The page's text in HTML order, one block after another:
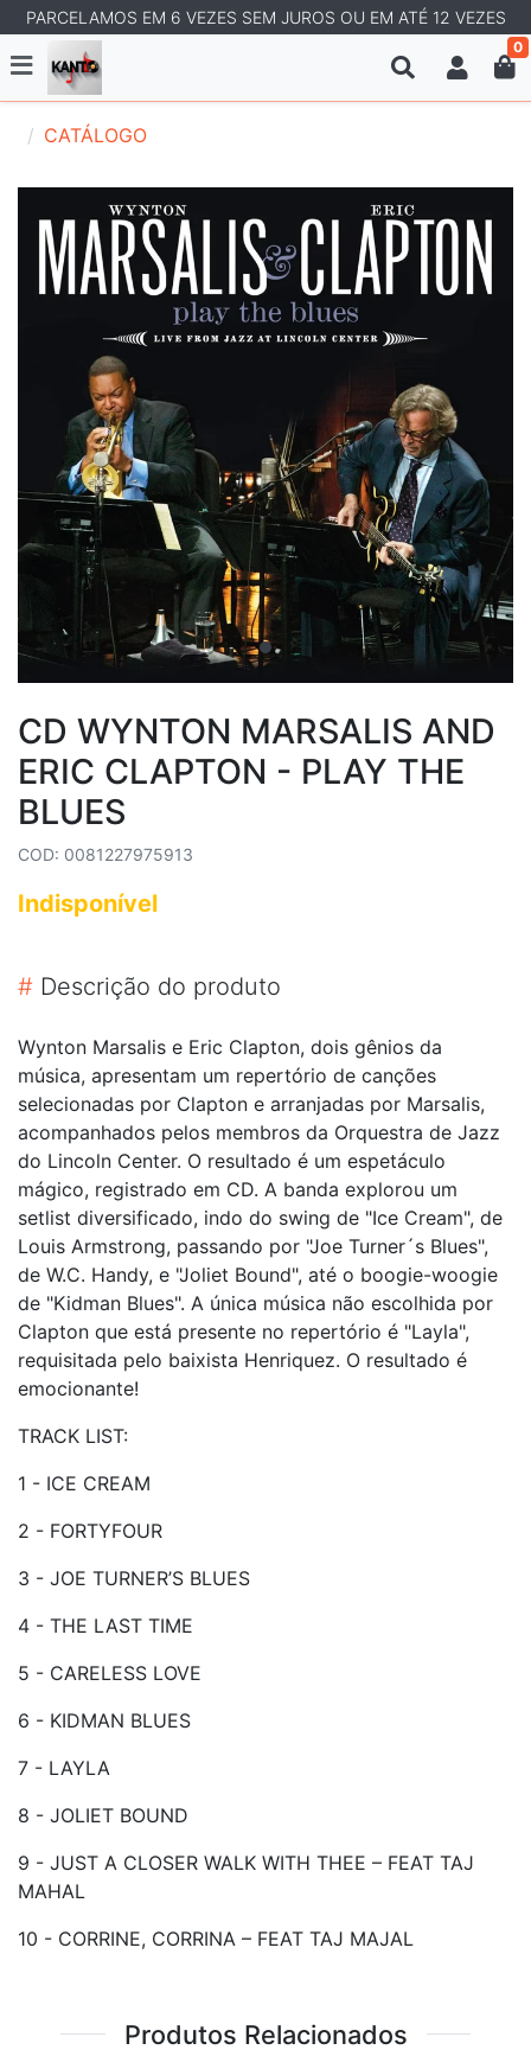
PARCELAMOS EM 6 VEZES SEM JUROS OU EM ATÉ 12 VEZES
0
CATÁLOGO
CD WYNTON MARSALIS AND
ERIC CLAPTON - PLAY THE
BLUES
COD: 0081227975913
Indisponível
# Descrição do produto
Wynton Marsalis e Eric Clapton, dois gênios da
música, apresentam um repertório de canções
selecionadas por Clapton e arranjadas por Marsalis,
acompanhados pelos membros da Orquestra de Jazz
do Lincoln Center. O resultado é um espetáculo
mágico, registrado em CD. A banda explorou um
setlist diversificado, indo do swing de "Ice Cream", de
Louis Armstrong, passando por "Joe Turner´s Blues",
de W.C. Handy, e "Joliet Bound", até o boogie-woogie
de "Kidman Blues". A única música não escolhida por
Clapton que está presente no repertório é "Layla",
requisitada pelo baixista Henriquez. O resultado é
emocionante!
TRACK LIST:
1 - ICE CREAM
2 - FORTYFOUR
3 - JOE TURNER’S BLUES
4 - THE LAST TIME
5 - CARELESS LOVE
6 - KIDMAN BLUES
7 - LAYLA
8 - JOLIET BOUND
9 - JUST A CLOSER WALK WITH THEE – FEAT TAJ
MAHAL
10 - CORRINE, CORRINA – FEAT TAJ MAJAL
Produtos Relacionados